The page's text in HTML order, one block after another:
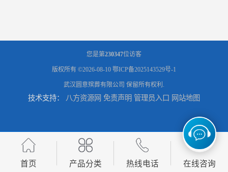
您是第230347位访客
版权所有 ©2026-08-10 鄂ICP备2025143529号-1
武汉圆意殡葬有限公司 保留所有权利.
技术支持： 八方资源网 免责声明 管理员入口 网站地图
首页 产品分类 热线电话 在线咨询